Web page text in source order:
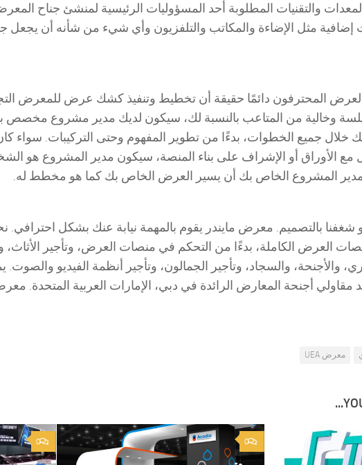
والتقنيات المطلوبة أحد المسؤوليات الرئيسية لمنشئ جناح
إضافية مثل الإضاءة والمكاتب والتلفزيون وأي شيء من شأنه أن
المحترفون دائمًا حقيقة أن تخطيط وتنفيذ كشك عرض للمعرض
وخالية من المتاعب بالنسبة لك، سيكون لديك مدير مشروع
خلال جميع الخطوات، بدءًا من تطوير المفهوم وحتى التركيبات. سواء كان
مع الأوراق أو الإشراف على بناء المنصة، سيكون مدير المشروع
المشروع الخاص بك أن يسير العرض الخاص بك كما هو مخطط له.
بالتصميم. معرض مايندر يقوم بالمهمة نيابة عنك بشكل احترافي.
العرض الكاملة، بدءًا من التحكم في منصات العرض، وتأجير الأثاث،
والأجنحة، والسجاد، وتأجير الجمالون، وتأجير أنظمة الفيديو
مقاولي أجنحة المعارض الرائدة في دبي، الإمارات العربية المتحدة.
معرض UEA
0 0